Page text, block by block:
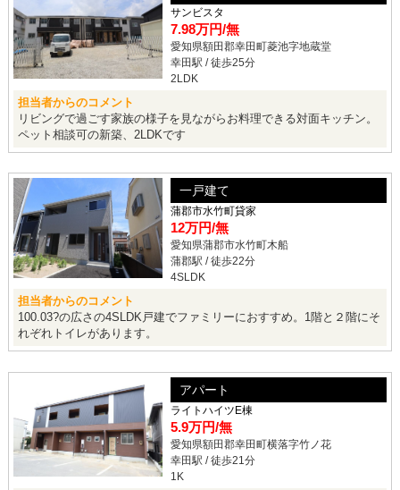
サンビスタ
7.98万円/無
愛知県額田郡幸田町菱池字地蔵堂
幸田駅 / 徒歩25分
2LDK
担当者からのコメント
リビングで過ごす家族の様子を見ながらお料理できる対面キッチン。
ペット相談可の新築、2LDKです
一戸建て
蒲郡市水竹町貸家
12万円/無
愛知県蒲郡市水竹町木船
蒲郡駅 / 徒歩22分
4SLDK
担当者からのコメント
100.03?の広さの4SLDK戸建でファミリーにおすすめ。1階と２階にそ
れぞれトイレがあります。
アパート
ライトハイツE棟
5.9万円/無
愛知県額田郡幸田町横落字竹ノ花
幸田駅 / 徒歩21分
1K